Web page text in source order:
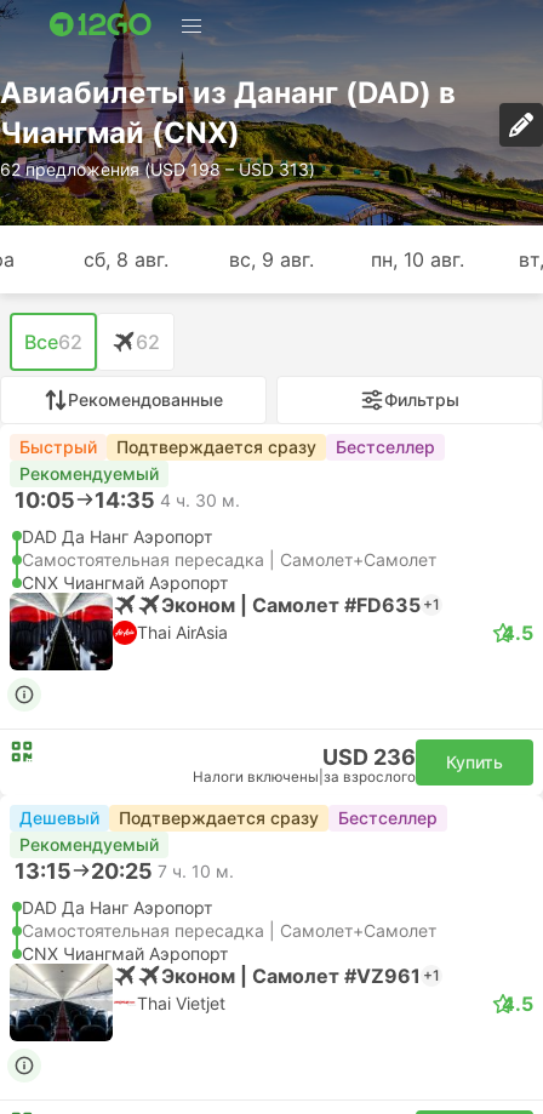
Авиабилеты из Дананг (DAD) в
Чиангмай (CNX)
62 предложения (USD 198 – USD 313)
сб, 8 авг. вс, 9 авг. пн, 10 авг.
Все62 62
Рекомендованные Фильтры
Быстрый Подтверждается сразу
Бестселлер
Рекомендуемый
10:05 14:35 4 ч. 30 м.
DAD Да Нанг Аэропорт
Самостоятельная пересадка | Самолет+Самолет
CNX Чиангмай Аэропорт
Эконом | Самолет #FD635 +1
Thai AirAsia 4.5
USD 236
Налоги включены за взрослого
Купить
Дешевый Подтверждается сразу
Бестселлер
Рекомендуемый
13:15 20:25 7 ч. 10 м.
DAD Да Нанг Аэропорт
Самостоятельная пересадка | Самолет+Самолет
CNX Чиангмай Аэропорт
Эконом | Самолет #VZ961 +1
Thai Vietjet 4.5